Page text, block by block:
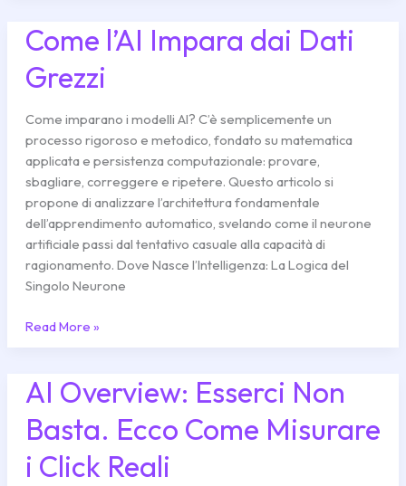
Come l’AI Impara dai Dati
Grezzi
Come imparano i modelli AI? C’è semplicemente un
processo rigoroso e metodico, fondato su matematica
applicata e persistenza computazionale: provare,
sbagliare, correggere e ripetere. Questo articolo si
propone di analizzare l’architettura fondamentale
dell’apprendimento automatico, svelando come il neurone
artificiale passi dal tentativo casuale alla capacità di
ragionamento. Dove Nasce l’Intelligenza: La Logica del
Singolo Neurone
Come
l’AI
Impara
dai
Dati
Grezzi
Read More »
AI Overview: Esserci Non
Basta. Ecco Come Misurare
i Click Reali
AI
Overview:
Esserci
Basta.